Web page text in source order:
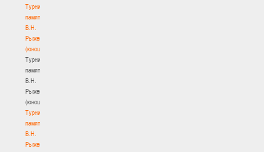
Турнир
памяти
В.Н.
Рыженкова
(юноши)
Турнир
памяти
В.Н.
Рыженкова
(юноши)
Турнир
памяти
В.Н.
Рыженкова